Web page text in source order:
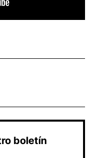
boletín